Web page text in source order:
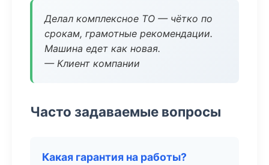
Делал комплексное ТО — чётко по
срокам, грамотные рекомендации.
Машина едет как новая.
— Клиент компании
Часто задаваемые вопросы
Какая гарантия на работы?